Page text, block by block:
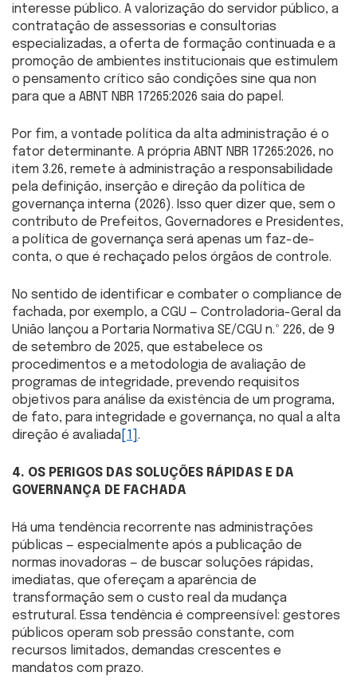
interesse público. A valorização do servidor público, a
contratação de assessorias e consultorias
especializadas, a oferta de formação continuada e a
promoção de ambientes institucionais que estimulem
o pensamento crítico são condições sine qua non
para que a ABNT NBR 17265:2026 saia do papel.
Por fim, a vontade política da alta administração é o
fator determinante. A própria ABNT NBR 17265:2026, no
item 3.26, remete à administração a responsabilidade
pela definição, inserção e direção da política de
governança interna (2026). Isso quer dizer que, sem o
contributo de Prefeitos, Governadores e Presidentes,
a política de governança será apenas um faz-de-
conta, o que é rechaçado pelos órgãos de controle.
No sentido de identificar e combater o compliance de
fachada, por exemplo, a CGU — Controladoria-Geral da
União lançou a Portaria Normativa SE/CGU n.º 226, de 9
de setembro de 2025, que estabelece os
procedimentos e a metodologia de avaliação de
programas de integridade, prevendo requisitos
objetivos para análise da existência de um programa,
de fato, para integridade e governança, no qual a alta
direção é avaliada [1] .
4. OS PERIGOS DAS SOLUÇÕES RÁPIDAS E DA
GOVERNANÇA DE FACHADA
Há uma tendência recorrente nas administrações
públicas — especialmente após a publicação de
normas inovadoras — de buscar soluções rápidas,
imediatas, que ofereçam a aparência de
transformação sem o custo real da mudança
estrutural. Essa tendência é compreensível: gestores
públicos operam sob pressão constante, com
recursos limitados, demandas crescentes e
mandatos com prazo.